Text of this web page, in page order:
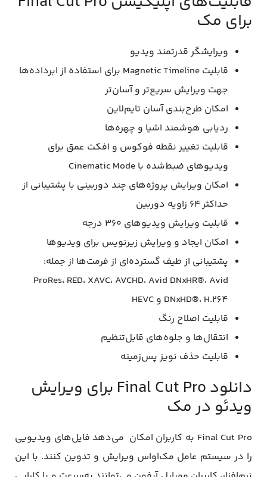
برای مک
ویرایشگر قدرتمند ویدیو
قابلیت Magnetic Timeline برای استفاده از ابرداده‌ها
جهت ویرایش سریع‌تر و‌ آسان‌تر
امکان طرح‌بندی آسان تایم‌لاین
ردیابی هوشمند اشیا و چهره‌ها
قابلیت تغییر نقطه فوکوس و افکت عمق برای
ویدیوهای ضبط‌شده با Cinematic Mode
امکان ویرایش پروژه‌های چند دوربینی با پشتیبانی از
حداکثر ۶۴ زاویه دوربین
قابلیت ویرایش ویدیوهای ۳۶۰ درجه
امکان ایجاد و ویرایش زیرنویس برای ویدیوها
پشتیبانی از طیف گسترده‌ای از فرمت‌ها از جمله:
ProRes، RED، XAVC، AVCHD، Avid DNxHR®، Avid
DNxHD®، H.264 و HEVC
قابلیت اصلاح رنگ
انتقال‌ها و جلوه‌های قابل‌تنظیم
قابلیت حذف نویز پس‌زمینه
دانلود Final Cut Pro برای ویرایش
ویدئو در مک
Final Cut Pro به کاربران امکان می‌دهد فایل‌های ویدیویی
را در سیستم عامل مک‌اواس ویرایش و تدوین کنند. با این